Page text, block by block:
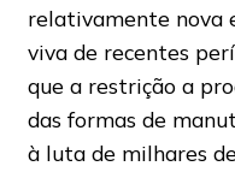
relativamente nova
viva de recentes
que a restrição a
das formas de
à luta de milhares